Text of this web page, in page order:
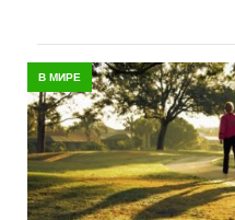
В МИРЕ